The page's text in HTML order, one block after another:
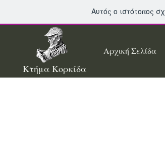
Αυτός ο ιστότοπος
Κτήμα Κορκίδα
Αρχική Σελίδα